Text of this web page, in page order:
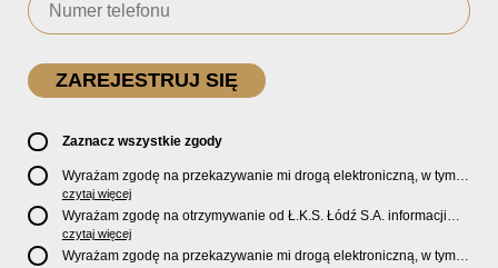
Zaznacz wszystkie zgody
Wyrażam zgodę na przekazywanie mi drogą elektroniczną, w tym
pocztą e-mail, oficjalnego newslettera oraz informacji o zniżkach,
promocjach, nowościach, biletach, karnetach, ofercie sklepu U2
Store oraz serwisu bilety.lkslodz.pl i innych produktach oraz
usługach oferowanych przez Ł.K.S. Łódź S.A.
czytaj więcej
Wyrażam zgodę na otrzymywanie od Ł.K.S. Łódź S.A. informacji
marketingowych dotyczących działalności spółki, ofert, wydarzeń i
produktów za pośrednictwem wiadomości SMS oraz połączeń
czytaj więcej
Wyrażam zgodę na przekazywanie mi drogą elektroniczną, w tym